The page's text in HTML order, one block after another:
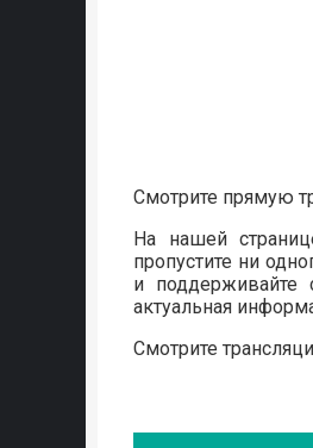
Смотрите прямую
На нашей
пропустите ни
и
актуальная
Смотрите